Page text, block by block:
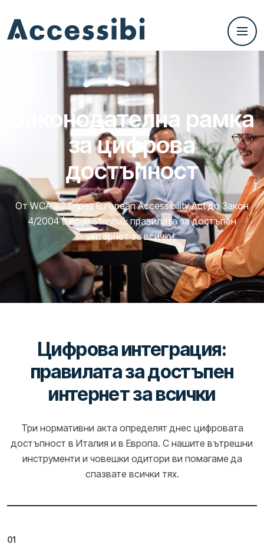
Законодателна рамка
за цифрова
достъпност
От WCAG 2.1 през European Accessibility Act до Закон
4/2004 (Legge Stanca): правилата за достъпен
интернет за всички.
Цифрова интеграция:
правилата за достъпен
интернет за всички
Три нормативни акта определят днес цифровата
достъпност в Италия и в Европа. С нашите вътрешни
инструменти и човешки одитори ви помагаме да
спазвате всички тях.
01